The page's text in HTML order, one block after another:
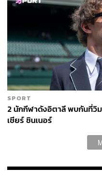
ฮูเลียน อัลวาเรซ นักกีฬา
SPORT
2 นักกีฬาดังอิตาลี พบกันที่วิ
เชียร์ ซินเนอร์